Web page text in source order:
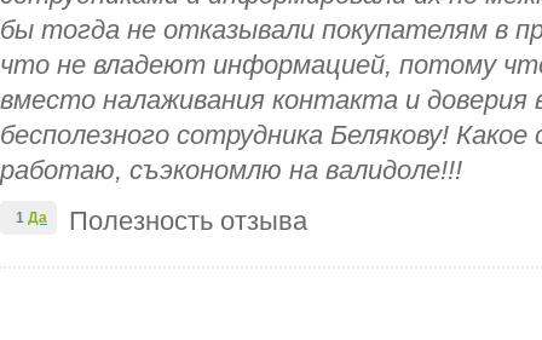
бы тогда не отказывали покупателям в
что не владеют информацией, потому
вместо налаживания контакта и
бесполезного сотрудника Белякову!
работаю, съэкономлю на валидоле!!!
Полезность отзыва
1 Да